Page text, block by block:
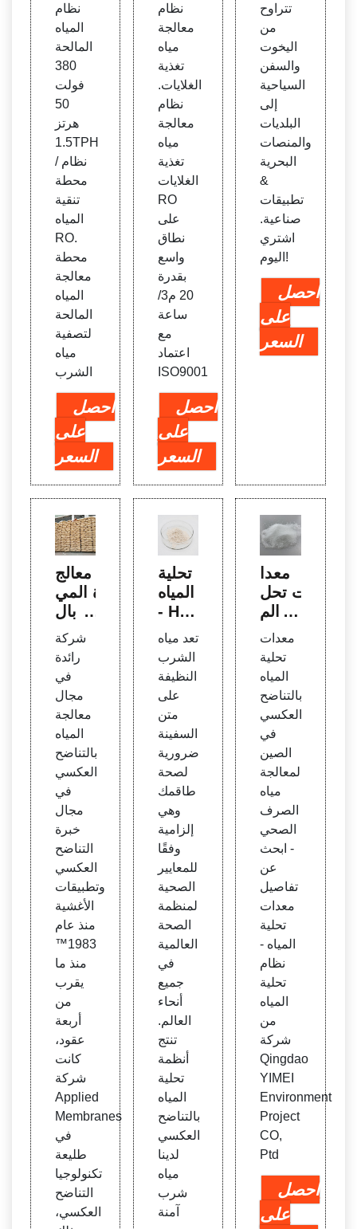
نظام
المياه
المالحة
380
فولت
50
هرتز
1.5TPH
/ نظام
محطة
تنقية
المياه
RO.
محطة
معالجة
المياه
المالحة
لتصفية
مياه
الشرب
احصل
على
السعر
نظام
معالجة
مياه
تغذية
الغلايات.
نظام
معالجة
مياه
تغذية
الغلايات
RO
على
نطاق
واسع
بقدرة
20 م3/
ساعة
مع
اعتماد
ISO9001
احصل
على
السعر
تتراوح
من
اليخوت
والسفن
السياحية
إلى
البلديات
والمنصات
البحرية
&
تطبيقات
صناعية.
اشتري
اليوم!
احصل
على
السعر
معالج
ة المي
اه بال
تناضح
العكس
ي | ش
ركة A
pplie
d Me
mbra
nes I
nc.
شركة
رائدة
في
مجال
معالجة
المياه
بالتناضح
العكسي
في
مجال
خبرة
التناضح
العكسي
وتطبيقات
الأغشية
منذ عام
1983™
منذ ما
يقرب
من
أربعة
عقود،
كانت
شركة
Applied
Membranes
في
طليعة
تكنولوجيا
التناضح
العكسي،
تحلية
المياه
- Hat
enbo
er-W
ater
تعد مياه
الشرب
النظيفة
على
متن
السفينة
ضرورية
لصحة
طاقمك
وهي
إلزامية
وفقًا
للمعايير
الصحية
لمنظمة
الصحة
العالمية
في
جميع
أنحاء
العالم.
تنتج
أنظمة
تحلية
المياه
بالتناضح
العكسي
لدينا
مياه
شرب
آمنة
معدا
ت تحل
ية الم
ياه بال
تناضح
العكس
ي لمع
الجة
مياه ال
صرف
الصح
ي
معدات
تحلية
المياه
بالتناضح
العكسي
في
الصين
لمعالجة
مياه
الصرف
الصحي
- ابحث
عن
تفاصيل
معدات
تحلية
المياه -
نظام
تحلية
المياه
من
شركة
Qingdao
YIMEI
Environment
Project
CO,
Ptd
احصل
على